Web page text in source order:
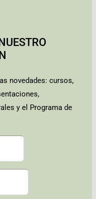
novedades: cursos,
y el Programa de